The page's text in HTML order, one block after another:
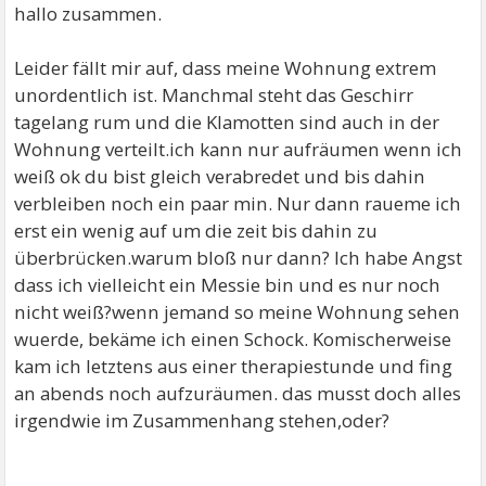
hallo zusammen.
Leider fällt mir auf, dass meine Wohnung extrem
unordentlich ist. Manchmal steht das Geschirr
tagelang rum und die Klamotten sind auch in der
Wohnung verteilt.ich kann nur aufräumen wenn ich
weiß ok du bist gleich verabredet und bis dahin
verbleiben noch ein paar min. Nur dann raueme ich
erst ein wenig auf um die zeit bis dahin zu
überbrücken.warum bloß nur dann? Ich habe Angst
dass ich vielleicht ein Messie bin und es nur noch
nicht weiß?wenn jemand so meine Wohnung sehen
wuerde, bekäme ich einen Schock. Komischerweise
kam ich letztens aus einer therapiestunde und fing
an abends noch aufzuräumen. das musst doch alles
irgendwie im Zusammenhang stehen,oder?